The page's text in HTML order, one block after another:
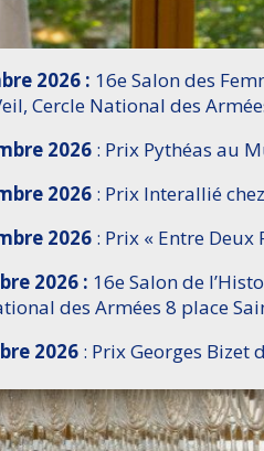
2026 : 16e Salon des
Cercle National des
2026: Prix Pythéas au
2026: Prix Interallié
2026: Prix « Entre Deux
2026 : 16e Salon de
des Armées 8 place
2026: Prix Georges Bizet